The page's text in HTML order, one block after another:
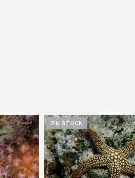
SIN STOCK